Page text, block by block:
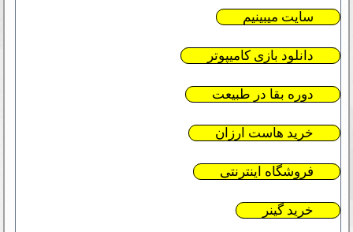
سایت میبینیم
دانلود بازی کامیپوتر
دوره بقا در طبیعت
خرید هاست ارزان
فروشگاه اینترنتی
خرید گینر